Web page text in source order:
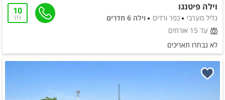
וילה פיטנגו
גליל מערבי כפר ורדים
וילה 6 חדרים
עד 15 אורחים
10
1
לא נבחרו תאריכים